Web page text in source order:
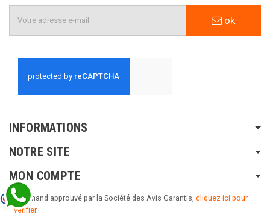
ok
INFORMATIONS
NOTRE SITE
MON COMPTE
Marchand approuvé par la Société des Avis Garantis, cliquez ici pour
vérifier.